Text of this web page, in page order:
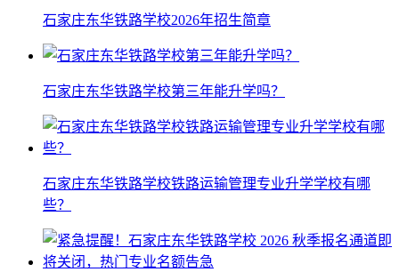
石家庄东华铁路学校2026年招生简章
石家庄东华铁路学校第三年能升学吗？
石家庄东华铁路学校铁路运输管理专业升学学校有哪
些？